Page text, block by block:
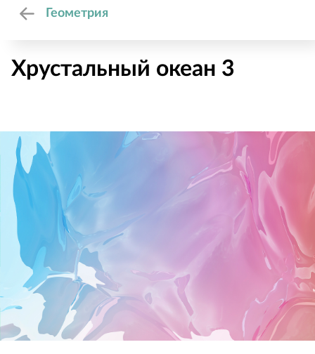
Геометрия
Хрустальный океан 3